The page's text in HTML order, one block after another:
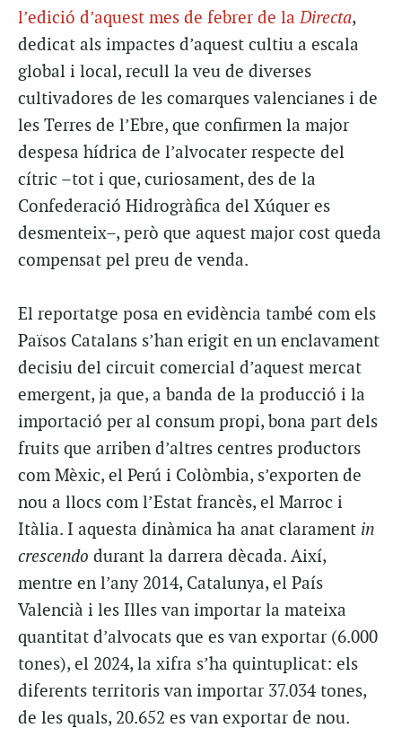
l’edició d’aquest mes de febrer de laDirecta,
dedicat als impactes d’aquest cultiu a escala
global i local, recull la veu de diverses
cultivadores de les comarques valencianes i de
les Terres de l’Ebre, que confirmen la major
despesa hídrica de l’alvocater respecte del
cítric –tot i que, curiosament, des de la
Confederació Hidrogràfica del Xúquer es
desmenteix–, però que aquest major cost queda
compensat pel preu de venda.
El reportatge posa en evidència també com els
Països Catalans s’han erigit en un enclavament
decisiu del circuit comercial d’aquest mercat
emergent, ja que, a banda de la producció i la
importació per al consum propi, bona part dels
fruits que arriben d’altres centres productors
com Mèxic, el Perú i Colòmbia, s’exporten de
nou a llocs com l’Estat francès, el Marroc i
Itàlia. I aquesta dinàmica ha anat clarament in
crescendo durant la darrera dècada. Així,
mentre en l’any 2014, Catalunya, el País
Valencià i les Illes van importar la mateixa
quantitat d’alvocats que es van exportar (6.000
tones), el 2024, la xifra s’ha quintuplicat: els
diferents territoris van importar 37.034 tones,
de les quals, 20.652 es van exportar de nou.